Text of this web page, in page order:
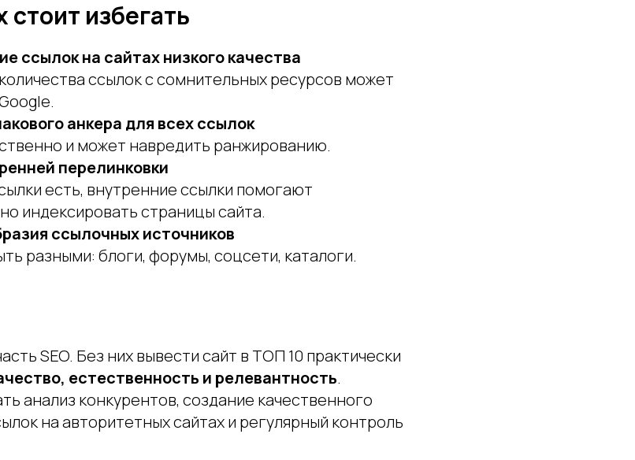
избегать
ссылок на сайтах низкого качества
ссылок с сомнительных ресурсов может
анкера для всех ссылок
и может навредить ранжированию.
перелинковки
есть, внутренние ссылки помогают
индексировать страницы сайта.
ссылочных источников
разными: блоги, форумы, соцсети, каталоги.
SEO. Без них вывести сайт в ТОП 10 практически
естественность и релевантность.
анализ конкурентов, создание качественного
на авторитетных сайтах и регулярный контроль